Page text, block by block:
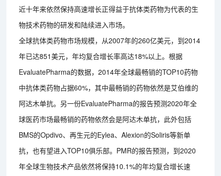
近十年来依然保持高速增长正得益于抗体类药物为代表的生
物技术药物的研发和陆续进入市场。
全球抗体类药物市场规模，从2007年的260亿美元，到2014
年已达851美元，年均复合增长率高达18%以上。根据
EvaluatePharma的数据，2014年全球最畅销的TOP10药物
中抗体类药物占据60%，其中最畅销的药物依然是艾伯维的
阿达木单抗。另一份EvaluatePharma的报告预测2020年全
球医药市场最畅销的药物依然会是阿达木单抗，此外包括
BMS的Opdivo、再生元的Eylea、Alexion的Soliris等新单
抗，也有望进入TOP10俱乐部。PMR的报告预测，到2020
年全球生物技术产品依然将保持10.1%的年均复合增长速